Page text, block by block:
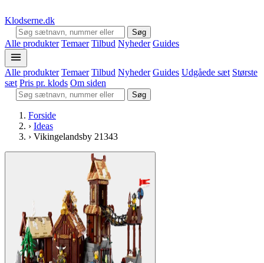
Klodserne.dk
Søg
Alle produkter Temaer Tilbud Nyheder Guides
Alle produkter Temaer Tilbud Nyheder Guides Udgåede sæt Største
sæt Pris pr. klods Om siden
Søg
Forside
› Ideas
› Vikingelandsby 21343